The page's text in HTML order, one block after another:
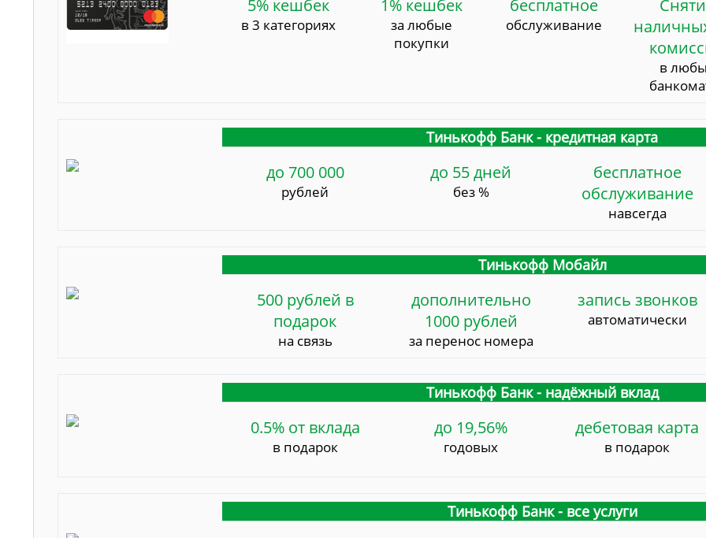
5% кешбек
в 3 категориях
1% кешбек
за любые
покупки
бесплатное
обслуживание
в
Тинькофф Банк - кредитная карта
до 700 000
рублей
до 55 дней
без %
бесплатное
обслуживание
навсегда
Тинькофф Мобайл
500 рублей в
подарок
на связь
дополнительно
1000 рублей
за перенос номера
запись звонков
автоматически
Тинькофф Банк - надёжный вклад
0.5% от вклада
в подарок
до 19,56%
годовых
дебетовая карта
в подарок
Тинькофф Банк - все услуги